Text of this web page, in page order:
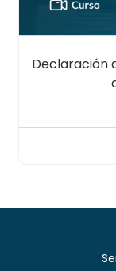
Declaración